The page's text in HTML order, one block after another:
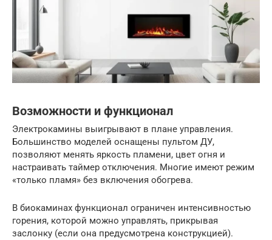
Возможности и функционал
Электрокамины выигрывают в плане управления.
Большинство моделей оснащены пультом ДУ,
позволяют менять яркость пламени, цвет огня и
настраивать таймер отключения. Многие имеют режим
«только пламя» без включения обогрева.
В биокаминах функционал ограничен интенсивностью
горения, которой можно управлять, прикрывая
заслонку (если она предусмотрена конструкцией).